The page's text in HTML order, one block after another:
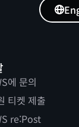
에 문의
티켓 제출
re:Post